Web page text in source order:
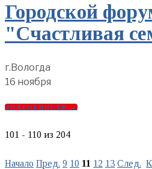
Городской
"Счастливая
г.Вологда
16 ноября
ПОДРОБНОСТИ →
101 - 110 из 204
Начало Пред. 9 10 11 12 13 След.